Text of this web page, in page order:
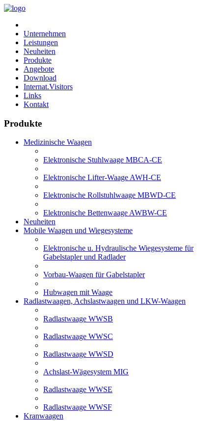
Unternehmen
Leistungen
Neuheiten
Produkte
Angebote
Download
Internat.Visitors
Links
Kontakt
Produkte
Medizinische Waagen
Elektronische Stuhlwaage MBCA-CE
Elektronische Lifter-Waage AWH-CE
Elektronische Rollstuhlwaage MBWD-CE
Elektronische Bettenwaage AWBW-CE
Neuheiten
Mobile Waagen und Wiegesysteme
Elektronische u. Hydraulische Wiegesysteme für
Gabelstapler und Radlader
Vorbau-Waagen für Gabelstapler
Hubwagen mit Waage
Radlastwaagen, Achslastwaagen und LKW-Waagen
Radlastwaage WWSB
Radlastwaage WWSC
Radlastwaage WWSD
Achslast-Wägesystem MIG
Radlastwaage WWSE
Radlastwaage WWSF
Kranwaagen